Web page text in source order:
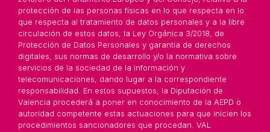
protección de las personas físicas en lo que respecta en lo
que respecta al tratamiento de datos personales y a la libre
circulación de estos datos, la Ley Orgánica 3/2018, de
Protección de Datos Personales y garantía de derechos
digitales, sus normas de desarrollo y/o la normativa sobre
servicios de la sociedad de la información y
telecomunicaciones, dando lugar a la correspondiente
responsabilidad. En estos supuestos, la Diputación de
Valencia procederá a poner en conocimiento de la AEPD o
autoridad competente estas actuaciones para que inicien los
procedimientos sancionadores que procedan. VAL